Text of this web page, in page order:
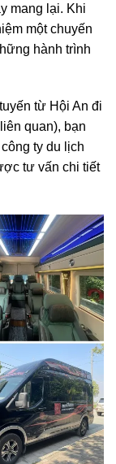
mang lại. Khi
một chuyến
hành trình
từ Hội An đi
quan), bạn
ty du lịch
tư vấn chi tiết